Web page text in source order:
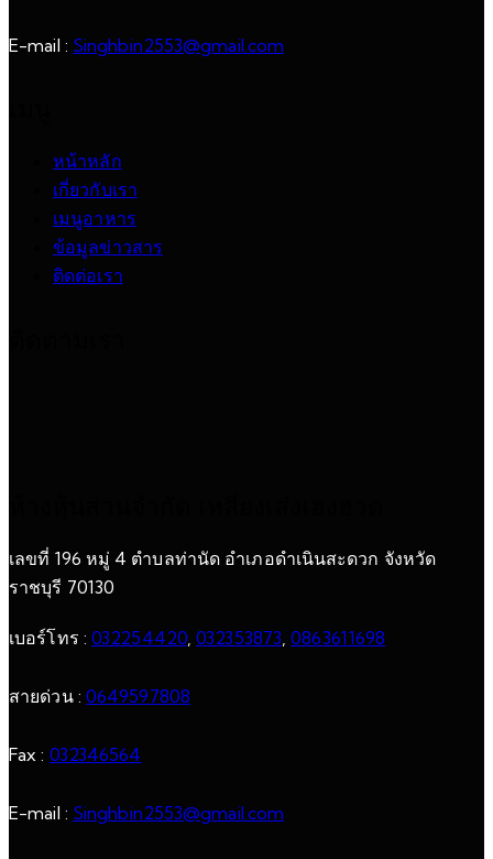
E-mail : Singhbin2553@gmail.com
หน้าหลัก
เกี่ยวกับเรา
เมนูอาหาร
ข้อมูลข่าวสาร
ติดต่อเรา
เลขที่ 196 หมู่ 4 ตำบลท่านัด อำเภอดำเนินสะดวก จังหวัด
ราชบุรี 70130
เบอร์โทร : 032254420,032353873,0863611698
สายด่วน : 0649597808
Fax : 032346564
E-mail : Singhbin2553@gmail.com